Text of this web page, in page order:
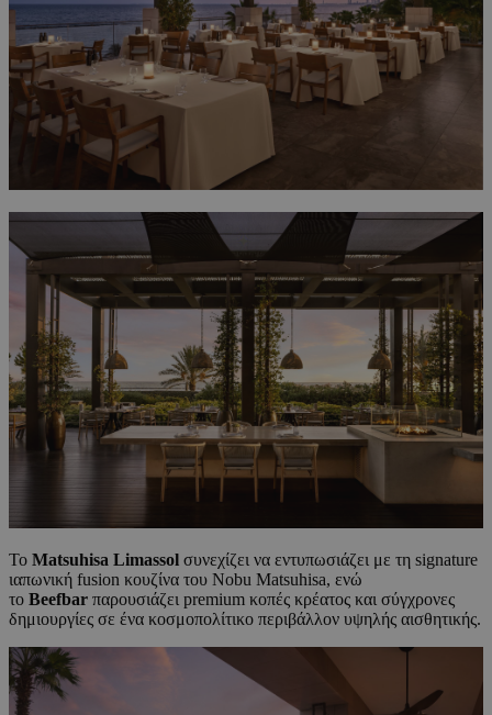
Το Matsuhisa Limassol συνεχίζει να εντυπωσιάζει με τη signature
ιαπωνική fusion κουζίνα του Nobu Matsuhisa, ενώ
το Beefbar παρουσιάζει premium κοπές κρέατος και σύγχρονες
δημιουργίες σε ένα κοσμοπολίτικο περιβάλλον υψηλής αισθητικής.